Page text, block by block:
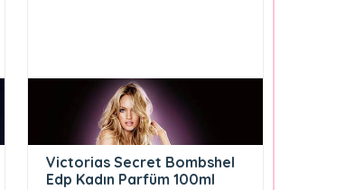
Victorias Secret Bombshel
Edp Kadın Parfüm 100ml